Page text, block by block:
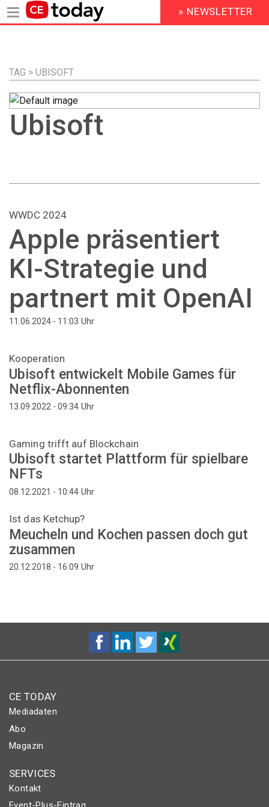
Inhalt
HEADER
MENU
» NEWSLETTER
TAG > UBISOFT
Ubisoft
WWDC 2024
Apple präsentiert
KI-Strategie und
partnert mit OpenAI
11.06.2024 - 11:03 Uhr
Kooperation
Ubisoft entwickelt Mobile Games für
Netflix-Abonnenten
13.09.2022 - 09:34 Uhr
Gaming trifft auf Blockchain
Ubisoft startet Plattform für spielbare
NFTs
08.12.2021 - 10:44 Uhr
Ist das Ketchup?
Meucheln und Kochen passen doch gut
zusammen
20.12.2018 - 16:09 Uhr
CE TODAY
Mediadaten
Abo
Magazin
SERVICES
Kontakt